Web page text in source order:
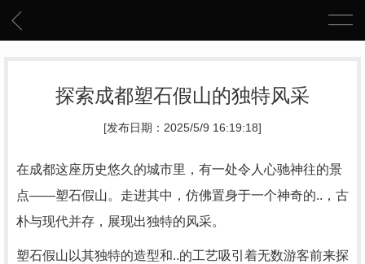
探索成都塑石假山的独特风采
[发布日期：2025/5/9 16:19:18]
在成都这座历史悠久的城市里，有一处令人心驰神往的景
点——塑石假山。走进其中，仿佛置身于一个神奇的..，古
朴与现代并存，展现出独特的风采。
塑石假山以其独特的造型和..的工艺吸引着无数游客前来探